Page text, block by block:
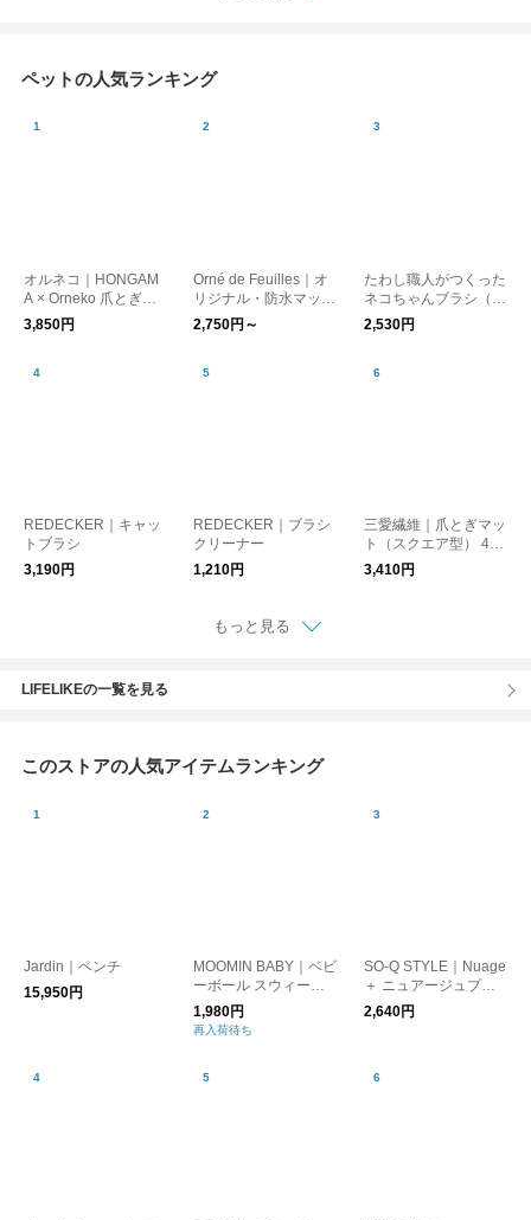
ペットの人気ランキング
オルネコ｜HONGAM
A × Orneko 爪とぎネ
コハウス
3,850円
Orné de Feuilles｜オ
リジナル・防水マット
／チェック
2,750円～
たわし職人がつくった
ネコちゃんブラシ（猫
用たわし）／北山正積
商店
2,530円
REDECKER｜キャッ
トブラシ
3,190円
REDECKER｜ブラシ
クリーナー
1,210円
三愛繊維｜爪とぎマッ
ト（スクエア型） 47×
60cm
3,410円
もっと見る
LIFELIKEの一覧を見る
このストアの人気アイテムランキング
Jardin｜ベンチ
15,950円
MOOMIN BABY｜ベビ
ーボール スウィート
ドリーム
1,980円
再入荷待ち
SO-Q STYLE｜Nuage
＋ ニュアージュプラ
ス ディスペンサー 48
0ml
2,640円